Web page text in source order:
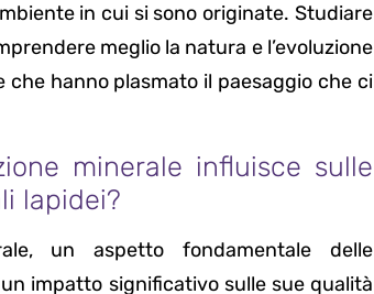
in cui si sono originate. Studiare
meglio la natura e l’evoluzione
hanno plasmato il paesaggio che ci
minerale influisce sulle
lapidei?
un aspetto fondamentale delle
impatto significativo sulle sue qualità